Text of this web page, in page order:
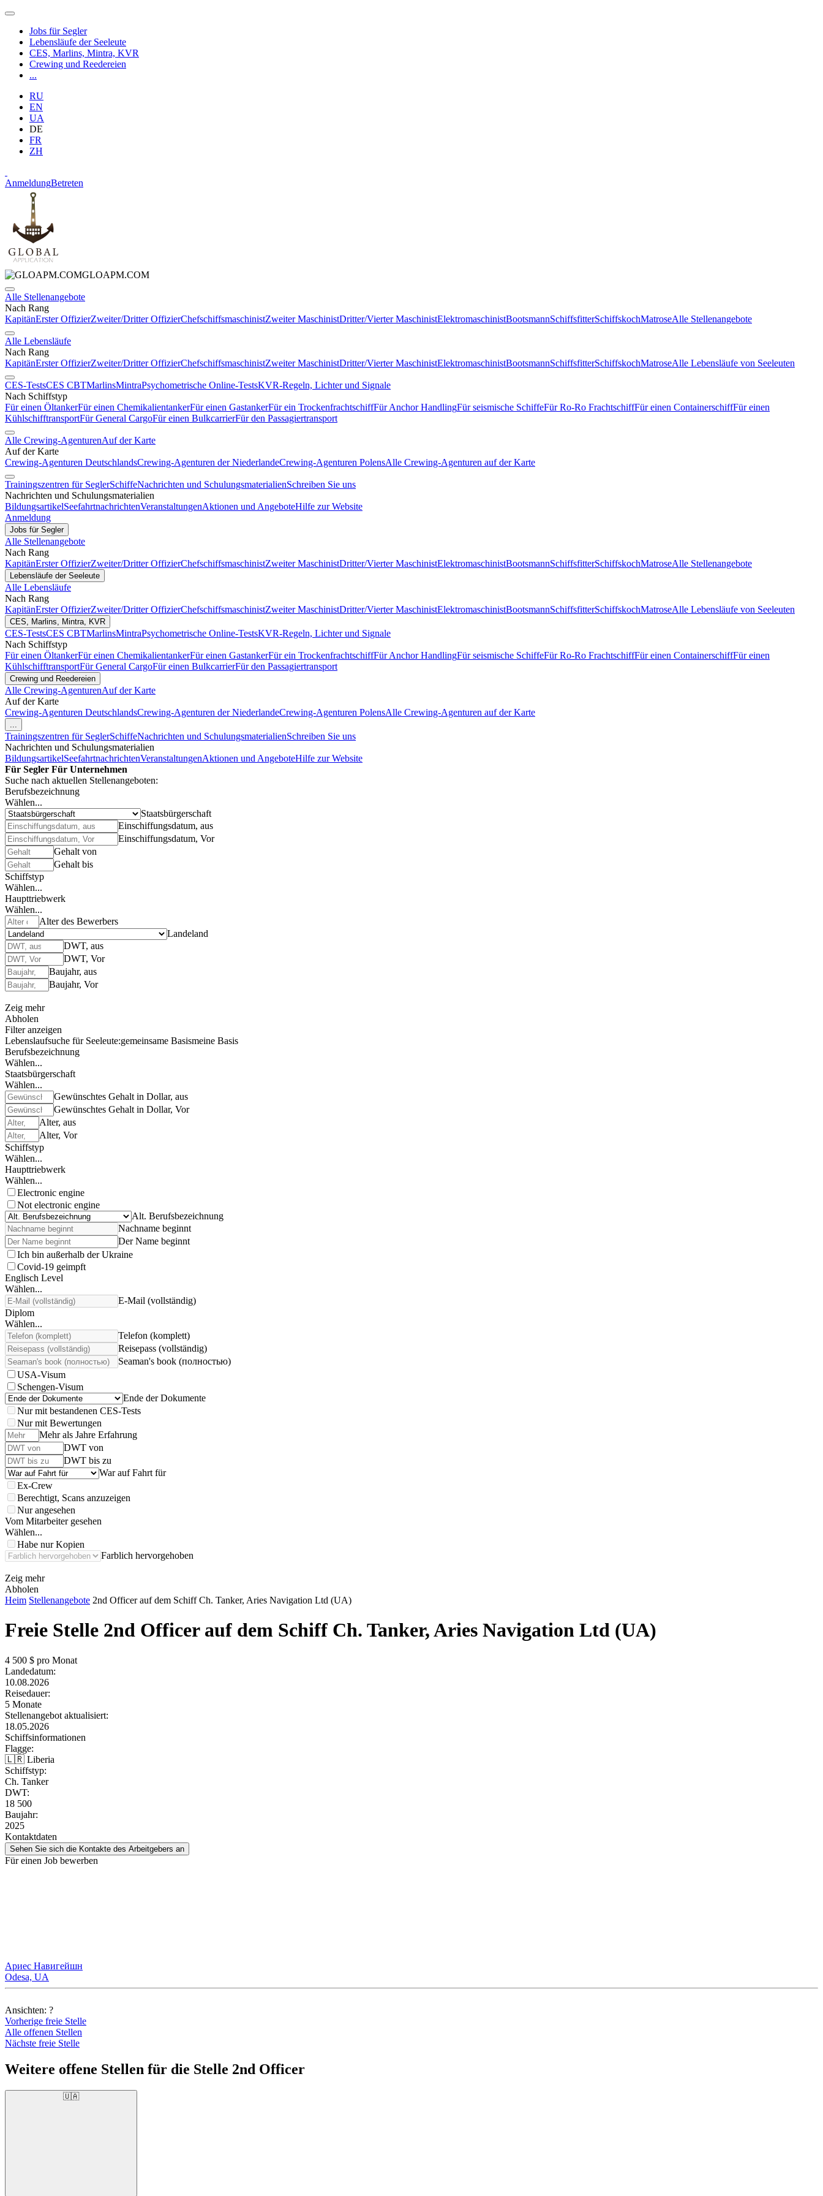
Jobs für Segler
Lebensläufe der Seeleute
CES, Marlins, Mintra, KVR
Crewing und Reedereien
...
RU
EN
UA
DE
FR
ZH
AnmeldungBetreten
GLOAPM.COM
Alle Stellenangebote
Nach Rang
KapitänErster OffizierZweiter/Dritter OffizierChefschiffsmaschinistZweiter MaschinistDritter/Vierter MaschinistElektromaschinistBootsmannSchiffsfitterSchiffskochMatroseAlle Stellenangebote
Alle Lebensläufe
Nach Rang
KapitänErster OffizierZweiter/Dritter OffizierChefschiffsmaschinistZweiter MaschinistDritter/Vierter MaschinistElektromaschinistBootsmannSchiffsfitterSchiffskochMatroseAlle Lebensläufe von Seeleuten
CES-TestsCES CBTMarlinsMintraPsychometrische Online-TestsKVR-Regeln, Lichter und Signale
Nach Schiffstyp
Für einen ÖltankerFür einen ChemikalientankerFür einen GastankerFür ein TrockenfrachtschiffFür Anchor HandlingFür seismische SchiffeFür Ro-Ro FrachtschiffFür einen ContainerschiffFür einen
KühlschifftransportFür General CargoFür einen BulkcarrierFür den Passagiertransport
Alle Crewing-AgenturenAuf der Karte
Auf der Karte
Crewing-Agenturen DeutschlandsCrewing-Agenturen der NiederlandeCrewing-Agenturen PolensAlle Crewing-Agenturen auf der Karte
Trainingszentren für SeglerSchiffeNachrichten und SchulungsmaterialienSchreiben Sie uns
Nachrichten und Schulungsmaterialien
BildungsartikelSeefahrtnachrichtenVeranstaltungenAktionen und AngeboteHilfe zur Website
Anmeldung
Jobs für Segler
Alle Stellenangebote
Nach Rang
KapitänErster OffizierZweiter/Dritter OffizierChefschiffsmaschinistZweiter MaschinistDritter/Vierter MaschinistElektromaschinistBootsmannSchiffsfitterSchiffskochMatroseAlle Stellenangebote
Lebensläufe der Seeleute
Alle Lebensläufe
Nach Rang
KapitänErster OffizierZweiter/Dritter OffizierChefschiffsmaschinistZweiter MaschinistDritter/Vierter MaschinistElektromaschinistBootsmannSchiffsfitterSchiffskochMatroseAlle Lebensläufe von Seeleuten
CES, Marlins, Mintra, KVR
CES-TestsCES CBTMarlinsMintraPsychometrische Online-TestsKVR-Regeln, Lichter und Signale
Nach Schiffstyp
Für einen ÖltankerFür einen ChemikalientankerFür einen GastankerFür ein TrockenfrachtschiffFür Anchor HandlingFür seismische SchiffeFür Ro-Ro FrachtschiffFür einen ContainerschiffFür einen
KühlschifftransportFür General CargoFür einen BulkcarrierFür den Passagiertransport
Crewing und Reedereien
Alle Crewing-AgenturenAuf der Karte
Auf der Karte
Crewing-Agenturen DeutschlandsCrewing-Agenturen der NiederlandeCrewing-Agenturen PolensAlle Crewing-Agenturen auf der Karte
...
Trainingszentren für SeglerSchiffeNachrichten und SchulungsmaterialienSchreiben Sie uns
Nachrichten und Schulungsmaterialien
BildungsartikelSeefahrtnachrichtenVeranstaltungenAktionen und AngeboteHilfe zur Website
Für Segler Für Unternehmen
Suche nach aktuellen Stellenangeboten:
Berufsbezeichnung
Wählen...
Staatsbürgerschaft
Einschiffungsdatum, aus
Einschiffungsdatum, Vor
Gehalt von
Gehalt bis
Schiffstyp
Wählen...
Haupttriebwerk
Wählen...
Alter des Bewerbers
Landeland
DWT, aus
DWT, Vor
Baujahr, aus
Baujahr, Vor
Zeig mehr
Abholen
Filter anzeigen
Lebenslaufsuche für Seeleute:gemeinsame Basismeine Basis
Berufsbezeichnung
Wählen...
Staatsbürgerschaft
Wählen...
Gewünschtes Gehalt in Dollar, aus
Gewünschtes Gehalt in Dollar, Vor
Alter, aus
Alter, Vor
Schiffstyp
Wählen...
Haupttriebwerk
Wählen...
Electronic engine
Not electronic engine
Alt. Berufsbezeichnung
Nachname beginnt
Der Name beginnt
Ich bin außerhalb der Ukraine
Covid-19 geimpft
Englisch Level
Wählen...
E-Mail (vollständig)
Diplom
Wählen...
Telefon (komplett)
Reisepass (vollständig)
Seaman's book (полностью)
USA-Visum
Schengen-Visum
Ende der Dokumente
Nur mit bestandenen CES-Tests
Nur mit Bewertungen
Mehr als Jahre Erfahrung
DWT von
DWT bis zu
War auf Fahrt für
Ex-Crew
Berechtigt, Scans anzuzeigen
Nur angesehen
Vom Mitarbeiter gesehen
Wählen...
Habe nur Kopien
Farblich hervorgehoben
Zeig mehr
Abholen
Heim Stellenangebote 2nd Officer auf dem Schiff Ch. Tanker, Aries Navigation Ltd (UA)
Freie Stelle 2nd Officer auf dem Schiff Ch. Tanker, Aries Navigation Ltd (UA)
4 500 $ pro Monat
Landedatum:
10.08.2026
Reisedauer:
5 Monate
Stellenangebot aktualisiert:
18.05.2026
Schiffsinformationen
Flagge:
🇱🇷 Liberia
Schiffstyp:
Ch. Tanker
DWT:
18 500
Baujahr:
2025
Kontaktdaten
Sehen Sie sich die Kontakte des Arbeitgebers an
Für einen Job bewerben
Ариес Навигейшн
Odesa, UA
Ansichten: ?
Vorherige freie Stelle
Alle offenen Stellen
Nächste freie Stelle
Weitere offene Stellen für die Stelle 2nd Officer
🇺🇦